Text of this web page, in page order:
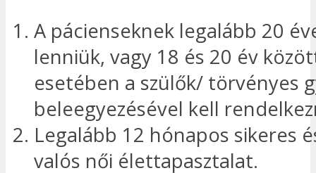
A pácienseknek legalább 20
lenniük, vagy 18 és 20 év
esetében a szülők/ törvényes
beleegyezésével kell
Legalább 12 hónapos sikeres
valós női élettapasztalat.